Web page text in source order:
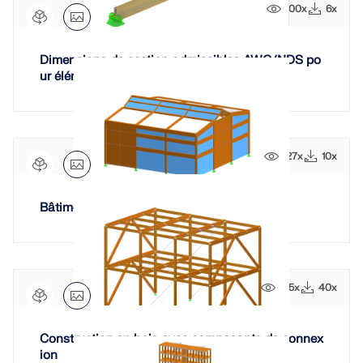
sismiques.
ZONES DE CHARGE
Versions précédentes
100x 6x
Dimensions de section admissibles AWC/NDS po
ur éléments en bois
127x 10x
Bâtiment commercial en bois de 3 étages
215x 40x
Construction en bois avec composants de connex
ion